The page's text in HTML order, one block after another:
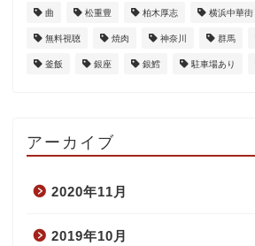
曲 松重豊 柏木厚志 横浜中華街
無料視聴 焼肉 神奈川 群馬
釜飯 銀座 銀鱈 駐車場あり
アーカイブ
2020年11月
2019年10月